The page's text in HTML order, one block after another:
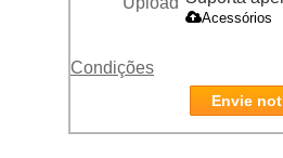
Acessórios
Condições
Envie